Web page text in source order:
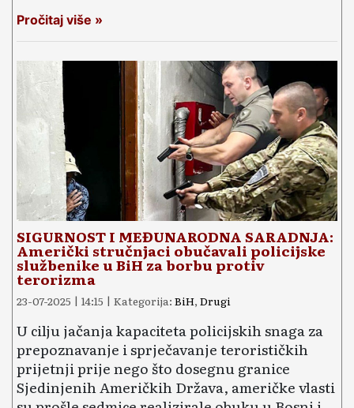
Pročitaj više »
SIGURNOST I MEĐUNARODNA SARADNJA:
Američki stručnjaci obučavali policijske
službenike u BiH za borbu protiv
terorizma
23-07-2025 | 14:15 | Kategorija: BiH, Drugi
U cilju jačanja kapaciteta policijskih snaga za
prepoznavanje i sprječavanje terorističkih
prijetnji prije nego što dosegnu granice
Sjedinjenih Američkih Država, američke vlasti